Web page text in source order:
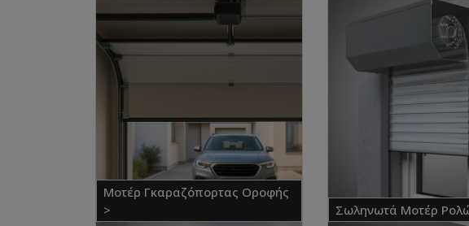
Μοτέρ Γκαραζόπορτας Οροφής
>
Σωληνωτά Μοτέρ